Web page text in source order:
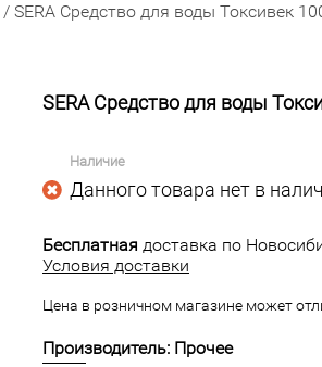
/ SERA Средство для воды Токсивек
SERA Средство для воды
Наличие
Данного товара нет в
Бесплатная доставка по
Условия доставки
Цена в розничном магазине может
Производитель: Прочее